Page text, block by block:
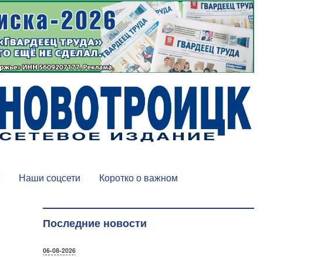
Наши соцсети Коротко о важном
Последние новости
06-08-2026